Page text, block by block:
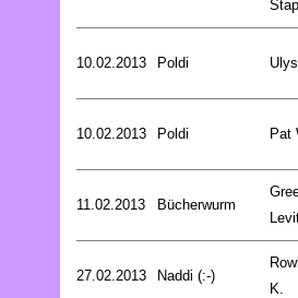
10.02.2013 Poldi
10.02.2013 Poldi Pat
11.02.2013 Bücherwurm
27.02.2013 Naddi (:-)
K.